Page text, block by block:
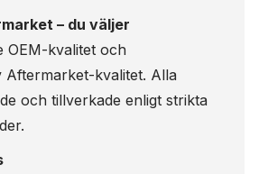
– du väljer
OEM-kvalitet och
Aftermarket-kvalitet. Alla
och tillverkade enligt strikta